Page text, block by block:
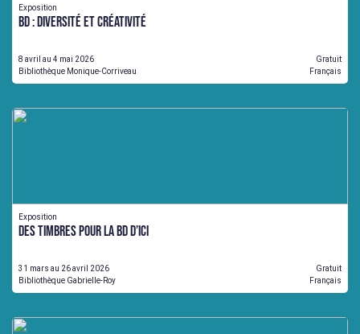
Exposition
BD : Diversité et créativité
8 avril au 4 mai 2026
Bibliothèque Monique-Corriveau
Gratuit
Français
Exposition
Des timbres pour la BD d’ici
31 mars au 26 avril 2026
Bibliothèque Gabrielle-Roy
Gratuit
Français